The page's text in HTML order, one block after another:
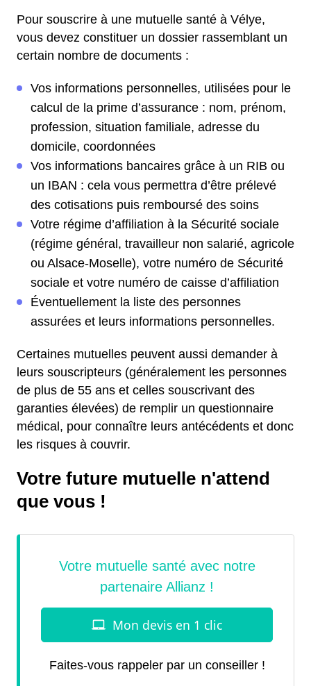
Pour souscrire à une mutuelle santé à Vélye,
vous devez constituer un dossier rassemblant un
certain nombre de documents :
Vos informations personnelles, utilisées pour le
calcul de la prime d’assurance : nom, prénom,
profession, situation familiale, adresse du
domicile, coordonnées
Vos informations bancaires grâce à un RIB ou
un IBAN : cela vous permettra d’être prélevé
des cotisations puis remboursé des soins
Votre régime d’affiliation à la Sécurité sociale
(régime général, travailleur non salarié, agricole
ou Alsace-Moselle), votre numéro de Sécurité
sociale et votre numéro de caisse d’affiliation
Éventuellement la liste des personnes
assurées et leurs informations personnelles.
Certaines mutuelles peuvent aussi demander à
leurs souscripteurs (généralement les personnes
de plus de 55 ans et celles souscrivant des
garanties élevées) de remplir un questionnaire
médical, pour connaître leurs antécédents et donc
les risques à couvrir.
Votre future mutuelle n'attend
que vous !
Faites-vous rappeler par un conseiller !